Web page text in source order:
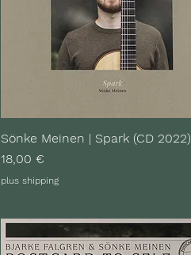
Sönke Meinen | Spark (CD 2022)
Preis
18,00 €
plus shipping